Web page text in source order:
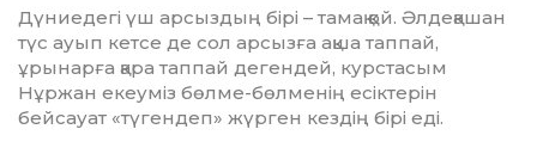
Дүниедегі үш арсыздың бірі – тамақ қой. Әлдеқашан
түс ауып кетсе де сол арсызға ақша таппай,
ұрынарға қара таппай дегендей, курстасым
Нұржан екеуміз бөлме-бөлменің есіктерін
бейсауат «түгендеп» жүрген кездің бірі еді.